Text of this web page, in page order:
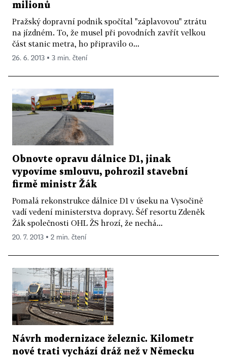
milionů
Pražský dopravní podnik spočítal "záplavovou" ztrátu
na jízdném. To, že musel při povodních zavřít velkou
část stanic metra, ho připravilo o...
26. 6. 2013 ▪ 3 min. čtení
Obnovte opravu dálnice D1, jinak
vypovíme smlouvu, pohrozil stavební
firmě ministr Žák
Pomalá rekonstrukce dálnice D1 v úseku na Vysočině
vadí vedení ministerstva dopravy. Šéf resortu Zdeněk
Žák společnosti OHL ŽS hrozí, že nechá...
20. 7. 2013 ▪ 2 min. čtení
Návrh modernizace železnic. Kilometr
nové trati vychází dráž než v Německu